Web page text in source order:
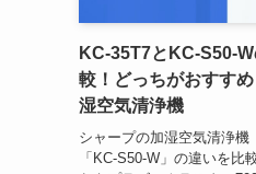
KC-35T7とKC-S50-
較！どっちがおすす
湿空気清浄機
シャープの加湿空気清浄機
「KC-S50-W」の違いを比